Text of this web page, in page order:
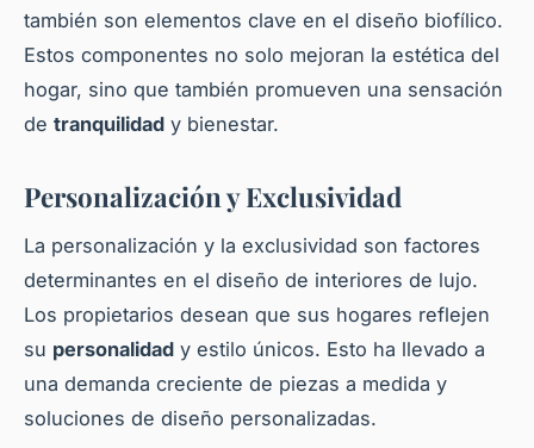
también son elementos clave en el diseño biofílico.
Estos componentes no solo mejoran la estética del
hogar, sino que también promueven una sensación
de tranquilidad y bienestar.
Personalización y Exclusividad
La personalización y la exclusividad son factores
determinantes en el diseño de interiores de lujo.
Los propietarios desean que sus hogares reflejen
su personalidad y estilo únicos. Esto ha llevado a
una demanda creciente de piezas a medida y
soluciones de diseño personalizadas.